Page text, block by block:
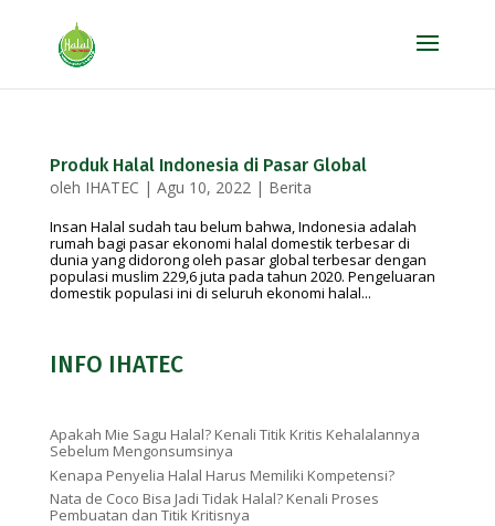
Produk Halal Indonesia di Pasar Global
oleh IHATEC | Agu 10, 2022| Berita
Insan Halal sudah tau belum bahwa, Indonesia adalah
rumah bagi pasar ekonomi halal domestik terbesar di
dunia yang didorong oleh pasar global terbesar dengan
populasi muslim 229,6 juta pada tahun 2020. Pengeluaran
domestik populasi ini di seluruh ekonomi halal...
INFO IHATEC
Apakah Mie Sagu Halal? Kenali Titik Kritis Kehalalannya
Sebelum Mengonsumsinya
Kenapa Penyelia Halal Harus Memiliki Kompetensi?
Nata de Coco Bisa Jadi Tidak Halal? Kenali Proses
Pembuatan dan Titik Kritisnya